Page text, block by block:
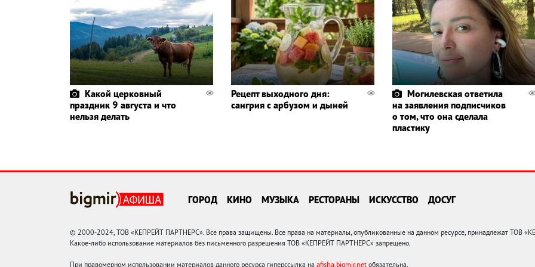
Какой церковный
праздник 9 августа и что
нельзя делать
Рецепт выходного дня:
сангрия с арбузом и дыней
Могилевская ответила
на заявления подписчиков
о том, что она сделала
пластику
ГОРОД КИНО МУЗЫКА РЕСТОРАНЫ ИСКУССТВО ДОСУГ
© 2000-2024, ТОВ «КЕПРЕЙТ ПАРТНЕРС». Все права защищены. Все права на материалы, опубликованные на данном ресурсе, принадлежат ТОВ
Какое-либо использование материалов без письменного разрешения ТОВ «КЕПРЕЙТ ПАРТНЕРС» запрещено.
При правомерном использовании материалов данного ресурса гиперссылка на afisha.bigmir.net обязательна.